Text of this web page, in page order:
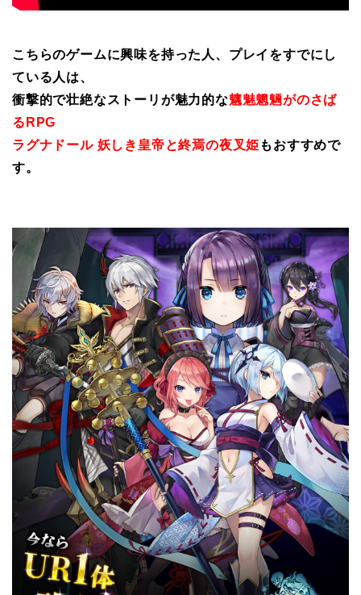
こちらのゲームに興味を持った人、プレイをすでにし
ている人は、
衝撃的で壮絶なストーリが魅力的な魑魅魍魎がのさば
るRPG
ラグナドール 妖しき皇帝と終焉の夜叉姫 もおすすめで
す。